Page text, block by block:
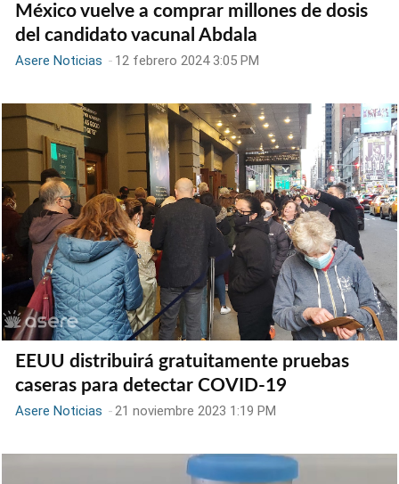
México vuelve a comprar millones de dosis
del candidato vacunal Abdala
Asere Noticias - 12 febrero 2024 3:05 PM
EEUU distribuirá gratuitamente pruebas
caseras para detectar COVID-19
Asere Noticias -21 noviembre 2023 1:19 PM